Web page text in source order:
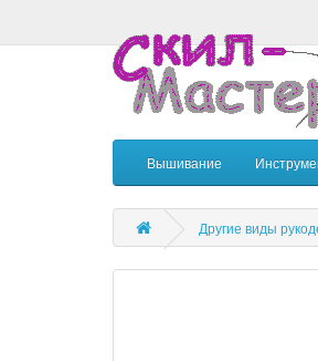
Вышивание
Другие виды